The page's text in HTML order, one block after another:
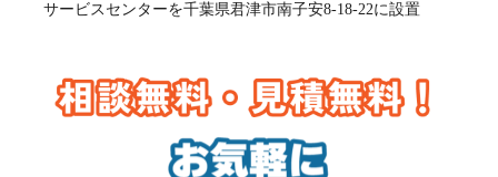
サービスセンターを千葉県君津市南子安8-18-22に設置